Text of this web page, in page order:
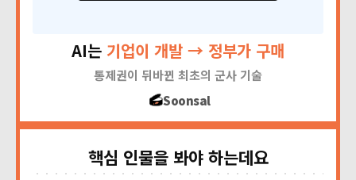
AI는 기업이 개발 → 정부가 구매
통제권이 뒤바뀐 최초의 군사 기술
Soonsal
핵심 인물을 봐야 하는데요